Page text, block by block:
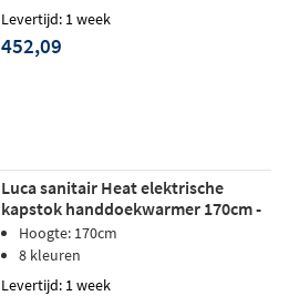
Levertijd: 1 week
452,09
Luca sanitair Heat elektrische
kapstok handdoekwarmer 170cm -
mat wit
Hoogte: 170cm
8 kleuren
Levertijd: 1 week